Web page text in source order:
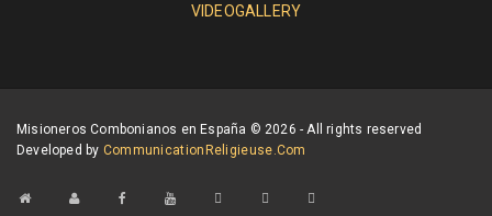
VIDEOGALLERY
Misioneros Combonianos en España © 2026 - All rights reserved
Developed by CommunicationReligieuse.com